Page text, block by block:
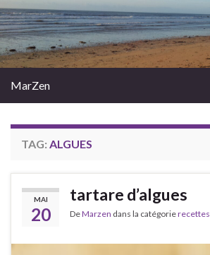
MarZen
TAG: ALGUES
MAI
20
tartare d’algues
DeMarzen dans la catégorierecettes